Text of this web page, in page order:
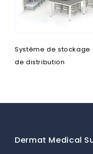
Système de stockage
de distribution
Dermat Medical